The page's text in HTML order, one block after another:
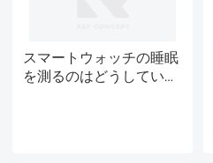
スマートウォッチの睡眠
を測るのはどうしている